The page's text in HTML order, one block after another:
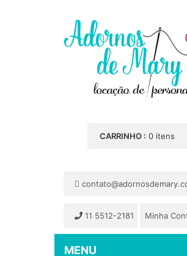
CARRINHO : 0 itens
11 5512-2181 Minha